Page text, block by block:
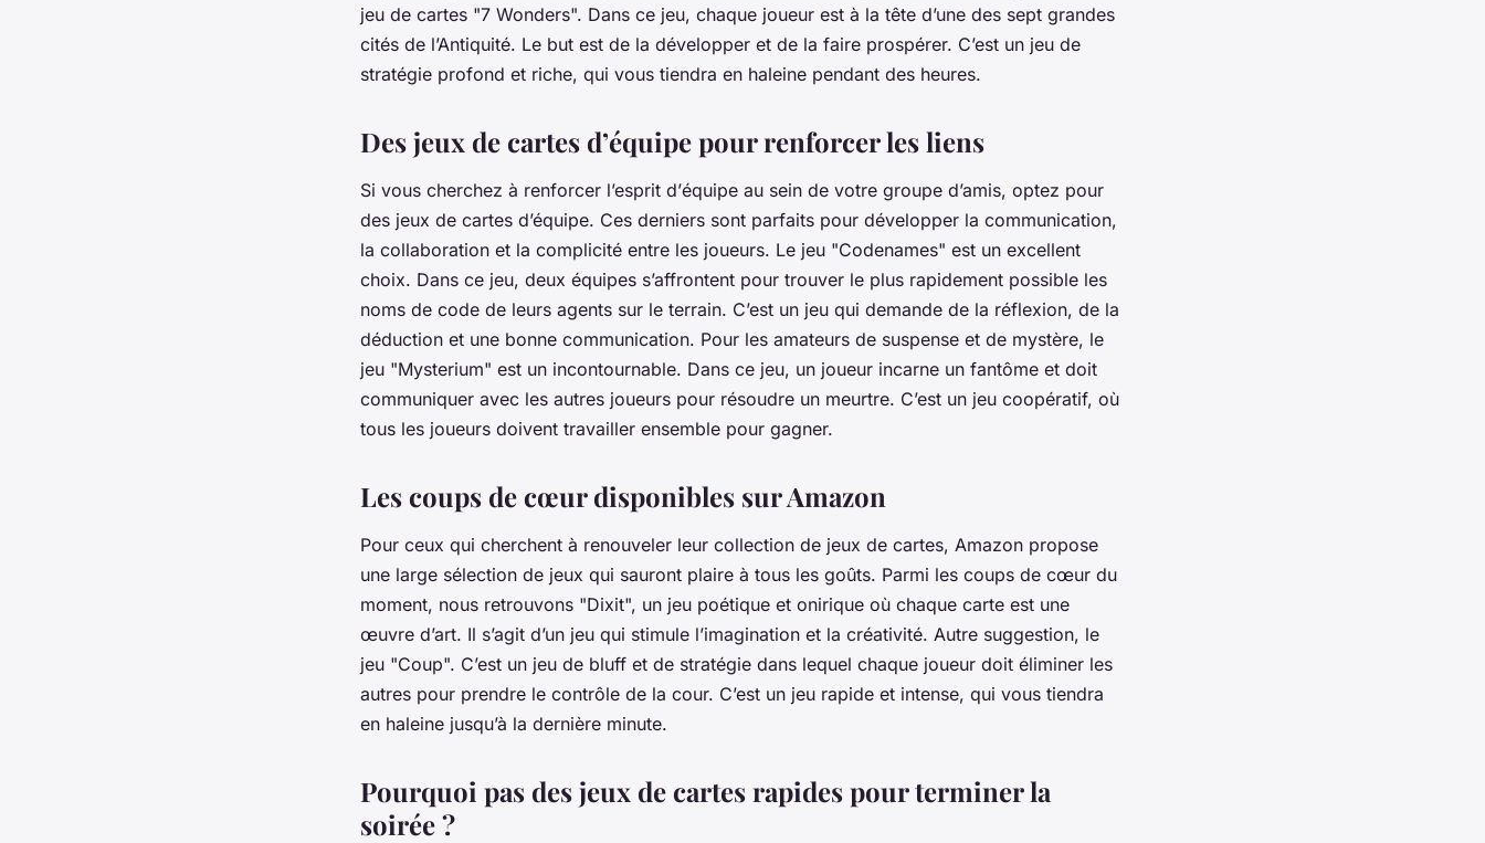
jeu de cartes "7 Wonders". Dans ce jeu, chaque joueur est à la tête d’une des sept grandes
cités de l’Antiquité. Le but est de la développer et de la faire prospérer. C’est un jeu de
stratégie profond et riche, qui vous tiendra en haleine pendant des heures.
Des jeux de cartes d’équipe pour renforcer les liens
Si vous cherchez à renforcer l’esprit d’équipe au sein de votre groupe d’amis, optez pour
des jeux de cartes d’équipe. Ces derniers sont parfaits pour développer la communication,
la collaboration et la complicité entre les joueurs. Le jeu "Codenames" est un excellent
choix. Dans ce jeu, deux équipes s’affrontent pour trouver le plus rapidement possible les
noms de code de leurs agents sur le terrain. C’est un jeu qui demande de la réflexion, de la
déduction et une bonne communication. Pour les amateurs de suspense et de mystère, le
jeu "Mysterium" est un incontournable. Dans ce jeu, un joueur incarne un fantôme et doit
communiquer avec les autres joueurs pour résoudre un meurtre. C’est un jeu coopératif, où
tous les joueurs doivent travailler ensemble pour gagner.
Les coups de cœur disponibles sur Amazon
Pour ceux qui cherchent à renouveler leur collection de jeux de cartes, Amazon propose
une large sélection de jeux qui sauront plaire à tous les goûts. Parmi les coups de cœur du
moment, nous retrouvons "Dixit", un jeu poétique et onirique où chaque carte est une
œuvre d’art. Il s’agit d’un jeu qui stimule l’imagination et la créativité. Autre suggestion, le
jeu "Coup". C’est un jeu de bluff et de stratégie dans lequel chaque joueur doit éliminer les
autres pour prendre le contrôle de la cour. C’est un jeu rapide et intense, qui vous tiendra
en haleine jusqu’à la dernière minute.
Pourquoi pas des jeux de cartes rapides pour terminer la
soirée ?